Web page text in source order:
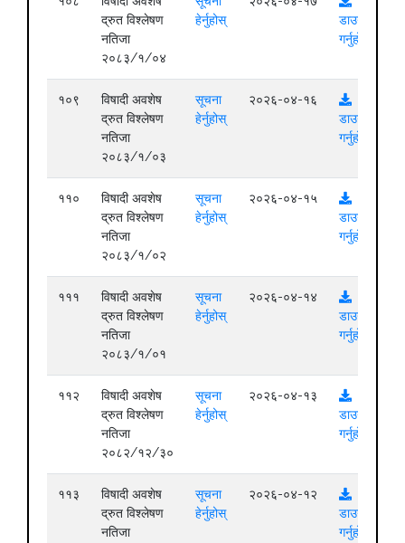
द्रुत विश्लेषण
नतिजा
२०८३/१/०४
हेर्नुहोस्
डाउनलोड
गर्नुहोस्
१०९
विषादी अवशेष
द्रुत विश्लेषण
नतिजा
२०८३/१/०३
सूचना
हेर्नुहोस्
२०२६-०४-१६
डाउनलोड
गर्नुहोस्
११०
विषादी अवशेष
द्रुत विश्लेषण
नतिजा
२०८३/१/०२
सूचना
हेर्नुहोस्
२०२६-०४-१५
डाउनलोड
गर्नुहोस्
१११
विषादी अवशेष
द्रुत विश्लेषण
नतिजा
२०८३/१/०१
सूचना
हेर्नुहोस्
२०२६-०४-१४
डाउनलोड
गर्नुहोस्
११२
विषादी अवशेष
द्रुत विश्लेषण
नतिजा
२०८२/१२/३०
सूचना
हेर्नुहोस्
२०२६-०४-१३
डाउनलोड
गर्नुहोस्
११३
विषादी अवशेष
द्रुत विश्लेषण
नतिजा
सूचना
हेर्नुहोस्
२०२६-०४-१२
डाउनलोड
गर्नुहोस्